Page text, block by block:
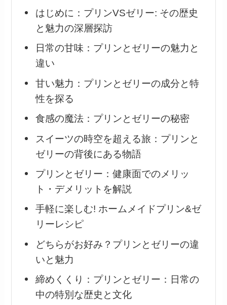
​はじめに：プリンVSゼリー: その歴史
と魅力の深層探訪
日常の甘味：プリンとゼリーの魅力と
違い
甘い魅力：プリンとゼリーの成分と特
性を探る
食感の魔法：プリンとゼリーの秘密
スイーツの時空を超える旅：プリンと
ゼリーの背後にある物語
プリンとゼリー：健康面でのメリッ
ト・デメリットを解説
手軽に楽しむ! ホームメイドプリン&ゼ
リーレシピ
どちらがお好み？プリンとゼリーの違
いと魅力
締めくくり：プリンとゼリー：日常の
中の特別な歴史と文化